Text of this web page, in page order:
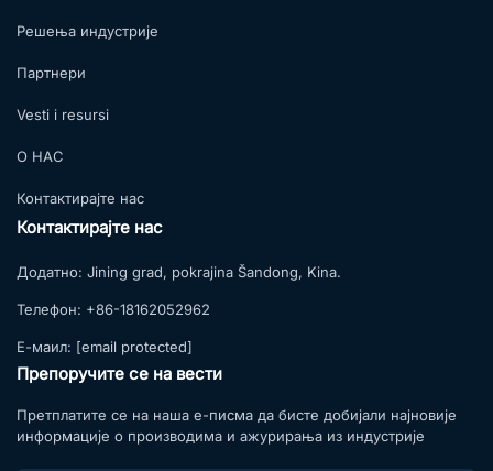
Решења индустрије
Партнери
Vesti i resursi
О НАС
Контактирајте нас
Контактирајте нас
Додатно: Jining grad, pokrajina Šandong, Kina.
Телефон: +86-18162052962
Е-маил: [email protected]
Препоручите се на вести
Претплатите се на наша е-писма да бисте добијали најновије
информације о производима и ажурирања из индустрије